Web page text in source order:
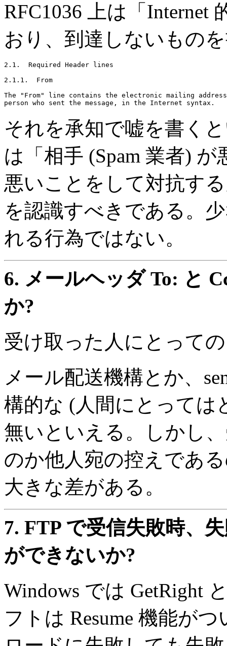
RFC1036 上は「Internet
おり、到達しないもの
2.1.  Required Header lines
2.1.1.  From
The "From" line contains the electronic mailing
それを承知で嘘を書く
は「相手 (Spam 業者)
悪いことをして対抗す
を認識すべきである。
れる行為ではない。
6. メールヘッダ To: と
か?
受け取った人にとって
メール配送機構とか、
構的な (人間にとっては
無いといえる。しかし
のか他人宛の控えであ
大きな差がある。
7. FTP で受信失敗時、
ができないか?
Windows では GetRight
フトは Resume 機能が